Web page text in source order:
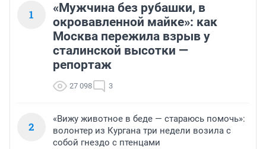
1
«Мужчина без рубашки, в
окровавленной майке»: как
Москва пережила взрыв у
сталинской высотки —
репортаж
27 098 3
2
«Вижу животное в беде — стараюсь помочь»:
волонтер из Кургана три недели возила с
собой гнездо с птенцами